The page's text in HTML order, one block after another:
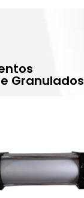
Granulados